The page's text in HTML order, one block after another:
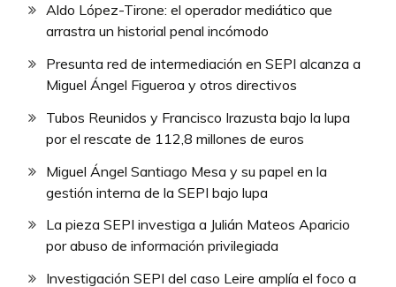
Aldo López-Tirone: el operador mediático que
arrastra un historial penal incómodo
Presunta red de intermediación en SEPI alcanza a
Miguel Ángel Figueroa y otros directivos
Tubos Reunidos y Francisco Irazusta bajo la lupa
por el rescate de 112,8 millones de euros
Miguel Ángel Santiago Mesa y su papel en la
gestión interna de la SEPI bajo lupa
La pieza SEPI investiga a Julián Mateos Aparicio
por abuso de información privilegiada
Investigación SEPI del caso Leire amplía el foco a